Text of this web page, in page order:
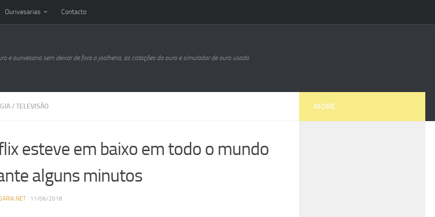
Ourivesarias Contacto
e ourivesaria sem deixar de fora a joalheria, as cotações do ouro e simulador de ouro usado
/TELEVISÃO
esteve em baixo em todo o mundo
alguns minutos
· 11/06/2018
MORE